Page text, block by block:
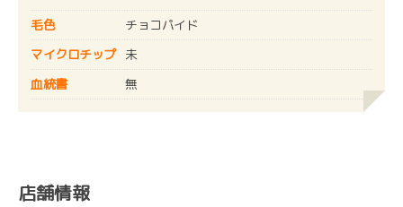
毛色
チョコパイド
マイクロチップ
未
血統書
無
店舗情報